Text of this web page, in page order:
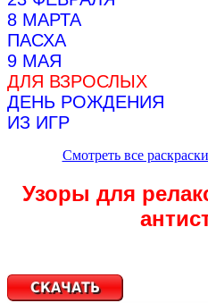
8 МАРТА
ПАСХА
9 МАЯ
ДЛЯ ВЗРОСЛЫХ
ДЕНЬ РОЖДЕНИЯ
ИЗ ИГР
Смотреть все
Узоры для